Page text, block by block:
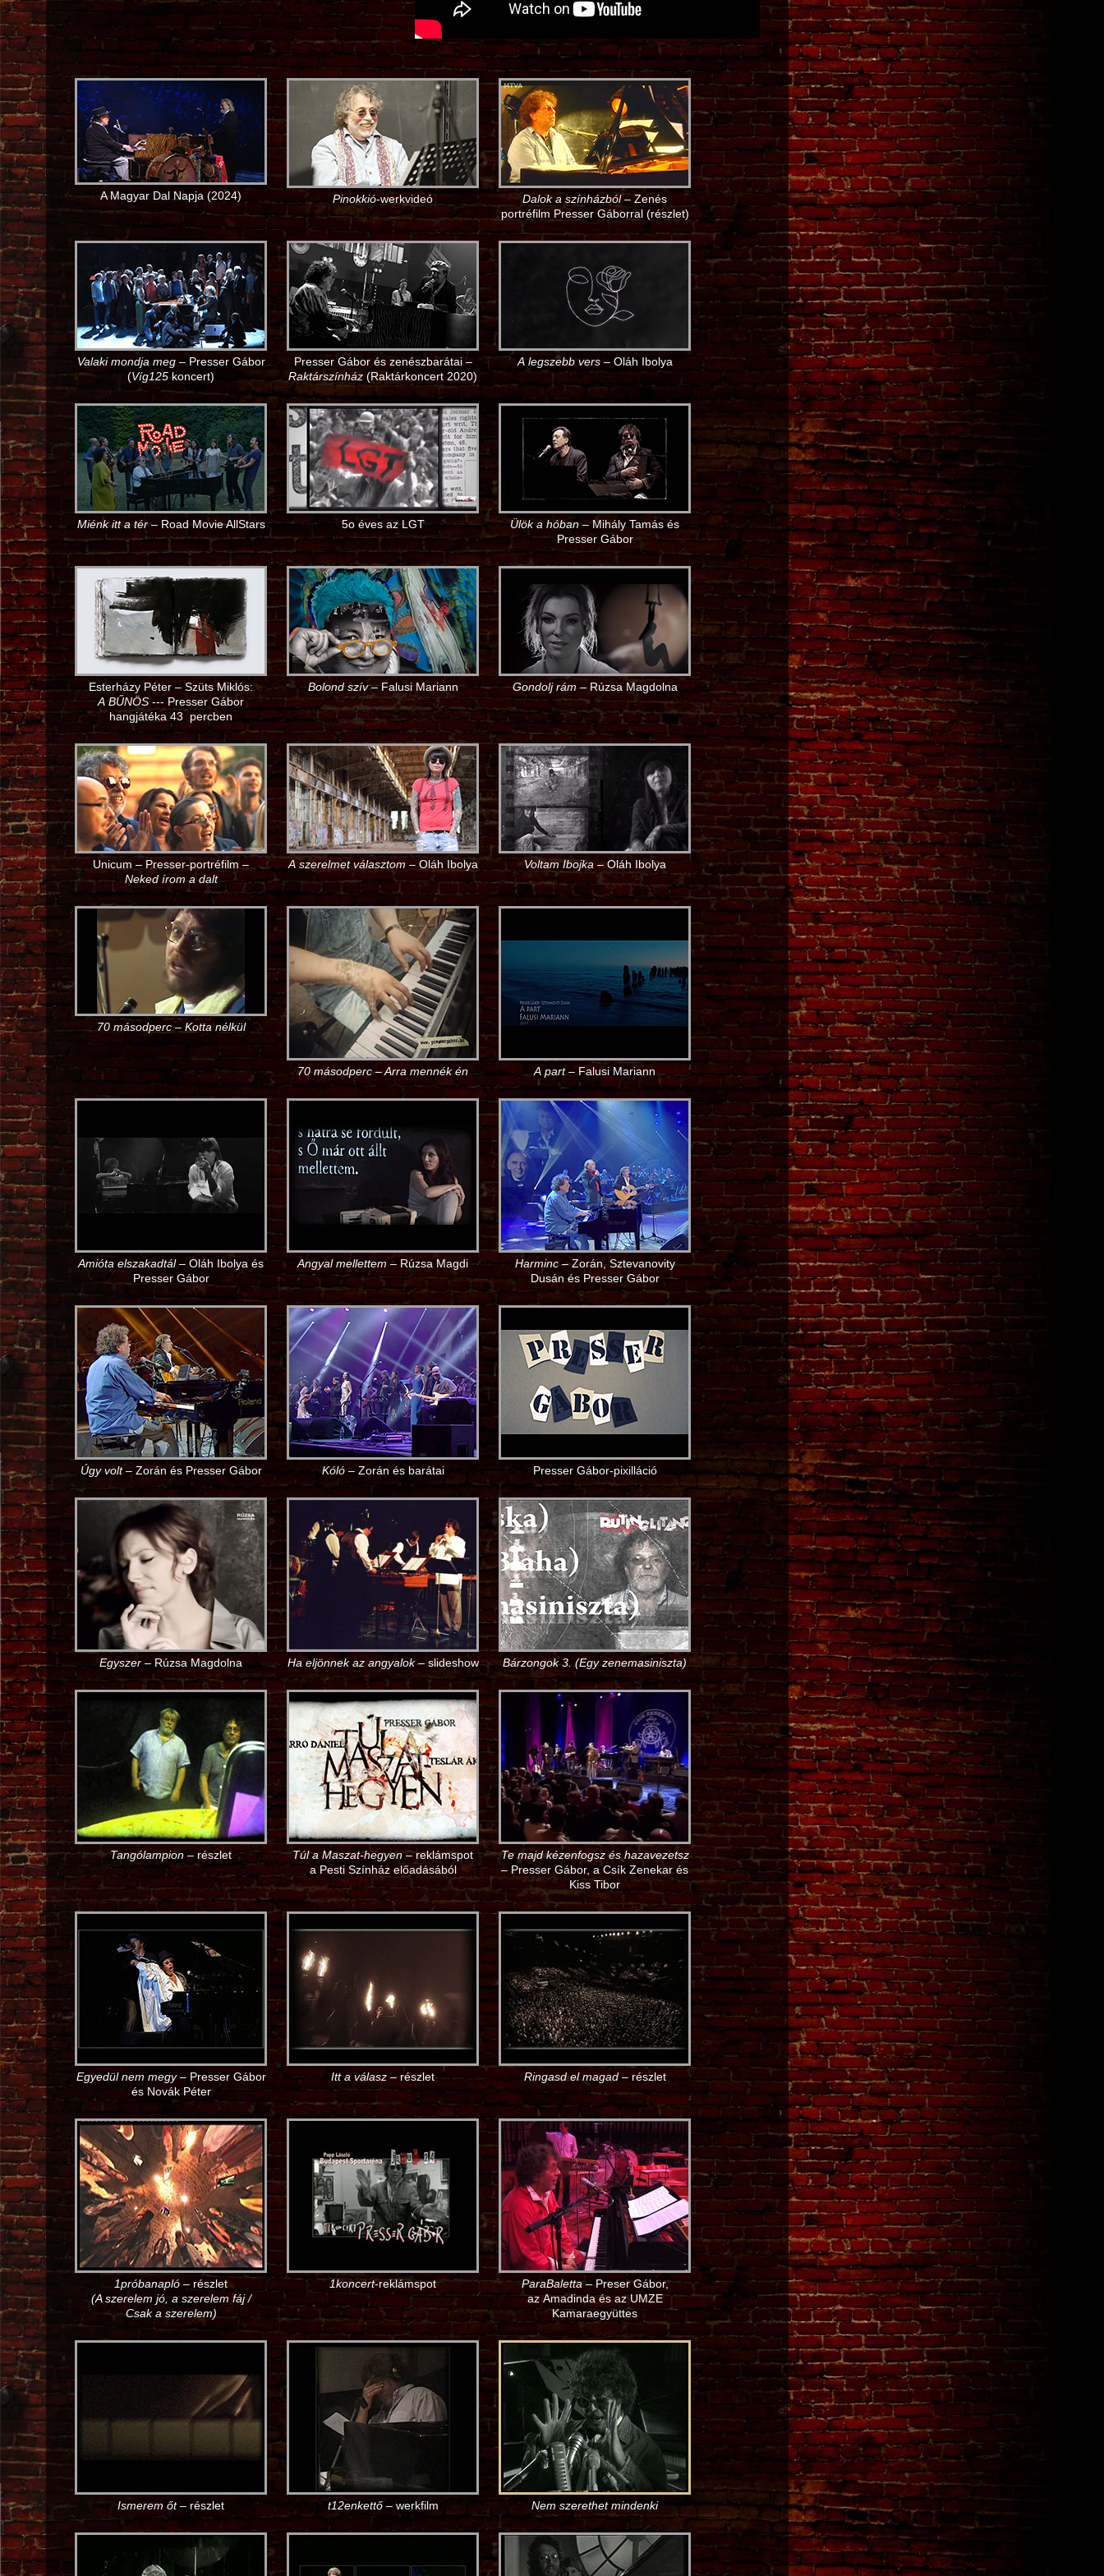
A Magyar Dal Napja (2024) Pinokkió-werkvideó Dalok a színházból– Zenés
portréfilm Presser Gáborral (részlet)
Valaki mondja meg– Presser Gábor
(Víg125koncert)
Presser Gábor és zenészbarátai –
Raktárszínház (Raktárkoncert 2020)
A legszebb vers– Oláh Ibolya
Miénk itt a tér– Road Movie AllStars 5o éves az LGT Ülök a hóban – Mihály Tamás és
Presser Gábor
Esterházy Péter – Szüts Miklós:
A BŰNÖS--- Presser Gábor
hangjátéka 43 percben
Bolond szív– Falusi Mariann Gondolj rám – Rúzsa Magdolna
Unicum – Presser-portréfilm –
Neked írom a dalt
A szerelmet választom – Oláh Ibolya Voltam Ibojka– Oláh Ibolya
70 másodperc – Kotta nélkül
70 másodperc – Arra mennék én A part– Falusi Mariann
Amióta elszakadtál– Oláh Ibolya és
Presser Gábor
Angyal mellettem – Rúzsa Magdi Harminc– Zorán, Sztevanovity
Dusán és Presser Gábor
Úgy volt– Zorán és Presser Gábor Kóló– Zorán és barátai Presser Gábor-pixilláció
Egyszer– Rúzsa Magdolna Ha eljönnek az angyalok– slideshow Bárzongok 3. (Egy zenemasiniszta)
Tangólampion – részlet Túl a Maszat-hegyen– reklámspot
a Pesti Színház előadásából
Te majd kézenfogsz és hazavezetsz
– Presser Gábor, a Csík Zenekar és
Kiss Tibor
Egyedül nem megy– Presser Gábor
és Novák Péter
Itt a válasz – részlet Ringasd el magad– részlet
1próbanapló – részlet
(A szerelem jó, a szerelem fáj /
Csak a szerelem)
1koncert-reklámspot ParaBaletta– Preser Gábor,
az Amadinda és az UMZE
Kamaraegyüttes
Ismerem őt– részlet t12enkettő– werkfilm Nem szerethet mindenki